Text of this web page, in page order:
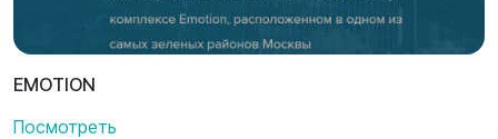
EMOTION
Посмотреть